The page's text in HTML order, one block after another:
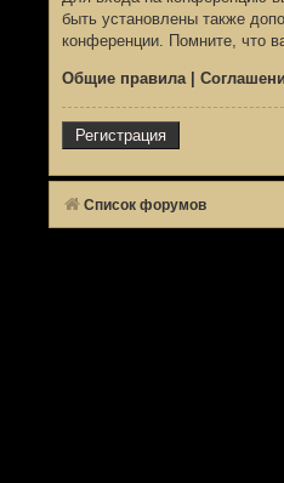
быть установлены также
конференции. Помните, что
Общие правила|
Регистрация
Список форумов